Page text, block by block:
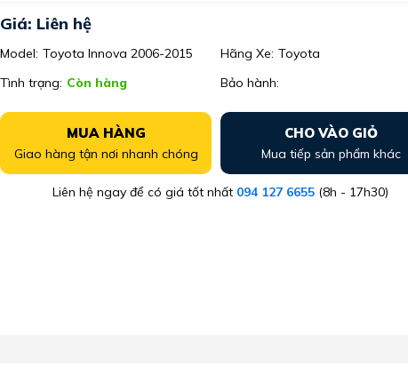
Giá: Liên hệ
Model: Toyota Innova 2006-2015 Hãng Xe: Toyota
Tình trạng: Còn hàng Bảo hành:
MUA HÀNG
Giao hàng tận nơi nhanh chóng
CHO VÀO GIỎ
Mua tiếp sản phẩm khác
Liên hệ ngay để có giá tốt nhất 094 127 6655 (8h - 17h30)